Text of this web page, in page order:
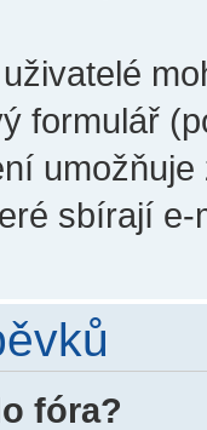
formulář
sbírají e-
fóra?